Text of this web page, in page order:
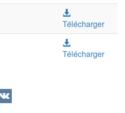
Télécharger
Télécharger